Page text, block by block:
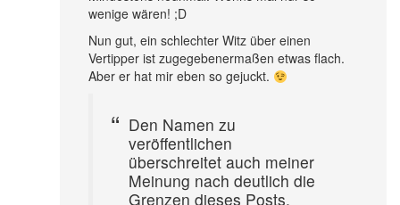
wenige wären! ;D
Nun gut, ein schlechter Witz über einen
Vertipper ist zugegebenermaßen etwas flach.
Aber er hat mir eben so gejuckt.
Den Namen zu
veröffentlichen
überschreitet auch meiner
Meinung nach deutlich die
Grenzen dieses Posts.